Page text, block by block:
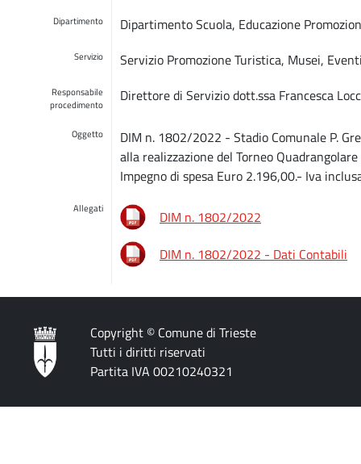
Dipartimento Dipartimento Scuola, Educazione
Servizio Servizio Promozione Turistica, Musei,
Responsabile
procedimento
Direttore di Servizio dott.ssa Francesca
Oggetto
DIM n. 1802/2022 - Stadio Comunale P.
alla realizzazione del Torneo
Impegno di spesa Euro 2.196,00.- Iva
Allegati
DIM n. 1802/2022
DIM n. 1802/2022 - Dati Contabili
Copyright © Comune di Trieste
Tutti i diritti riservati
Partita IVA 00210240321